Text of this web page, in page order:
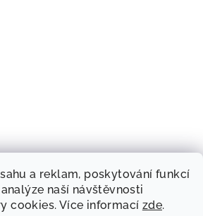
a reklam, poskytování funkcí
naší návštěvnosti
cookies. Více informací zde.